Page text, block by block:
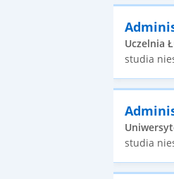
Uczelnia
studia
studia